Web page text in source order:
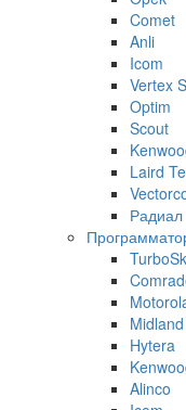
Comet
Anli
Icom
Vertex
Optim
Scout
Laird
Радиал
Midland
Hytera
Alinco